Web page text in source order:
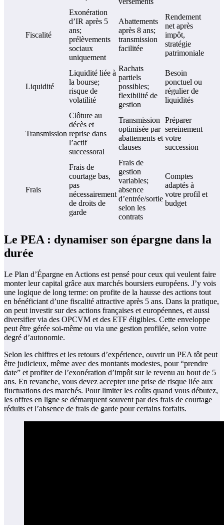
Fiscalité
Exonération
d’IR après 5
ans;
prélèvements
sociaux
uniquement
Abattements
après 8 ans;
transmission
facilitée
Rendement
net après
impôt,
stratégie
patrimoniale
Liquidité
Liquidité liée à
la bourse;
risque de
volatilité
Rachats
partiels
possibles;
flexibilité de
gestion
Besoin
ponctuel ou
régulier de
liquidités
Transmission
Clôture au
décès et
reprise dans
l’actif
successoral
Transmission
optimisée par
abattements et
clauses
Préparer
sereinement
votre
succession
Frais
Frais de
courtage bas,
pas
nécessairement
de droits de
garde
Frais de
gestion
variables;
absence
d’entrée/sortie
selon les
contrats
Comptes
adaptés à
votre profil et
budget
Le PEA : dynamiser son épargne dans la
durée
Le Plan d’Épargne en Actions est pensé pour ceux qui veulent faire
monter leur capital grâce aux marchés boursiers européens. J’y vois
une logique de long terme: on profite de la hausse des actions tout
en bénéficiant d’une fiscalité attractive après 5 ans. Dans la pratique,
on peut investir sur des actions françaises et européennes, et aussi
diversifier via des OPCVM et des ETF éligibles. Cette enveloppe
peut être gérée soi‑même ou via une gestion profilée, selon votre
degré d’autonomie.
Selon les chiffres et les retours d’expérience, ouvrir un PEA tôt peut
être judicieux, même avec des montants modestes, pour “prendre
date” et profiter de l’exonération d’impôt sur le revenu au bout de 5
ans. En revanche, vous devez accepter une prise de risque liée aux
fluctuations des marchés. Pour limiter les coûts quand vous débutez,
les offres en ligne se démarquent souvent par des frais de courtage
réduits et l’absence de frais de garde pour certains forfaits.